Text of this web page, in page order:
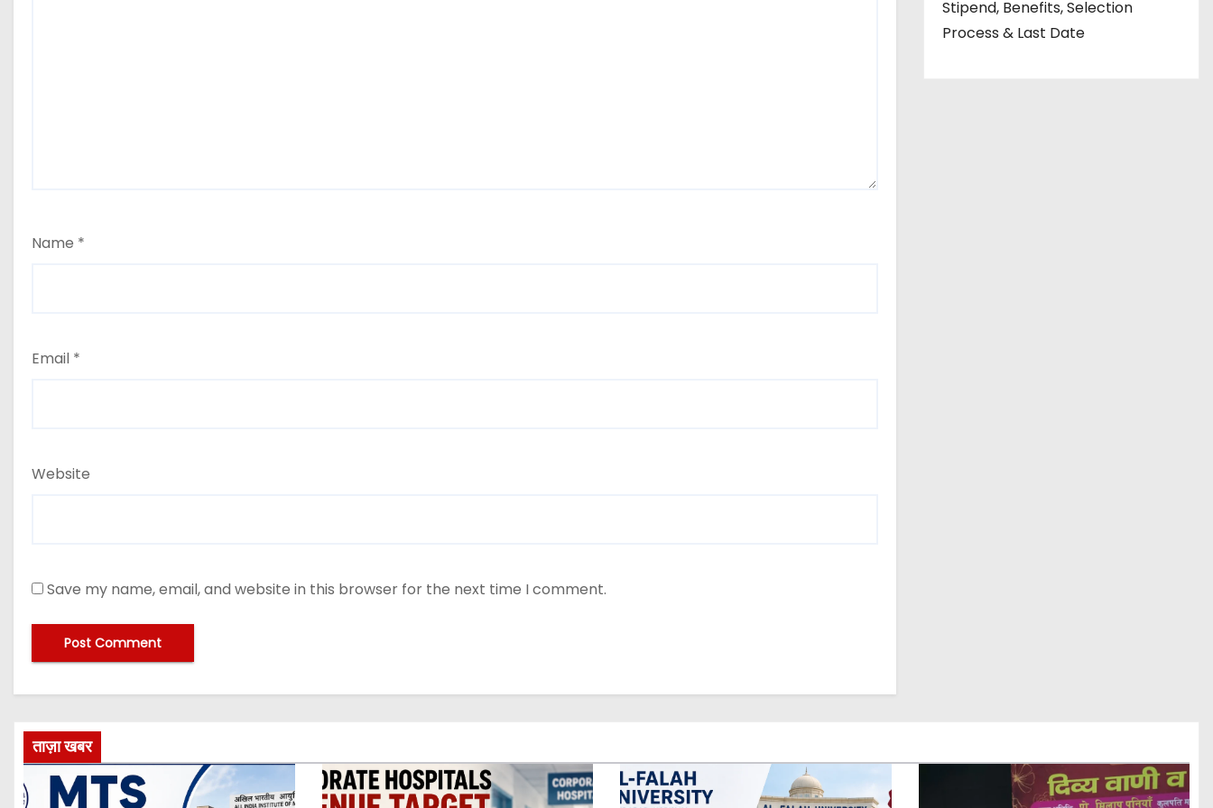
Name *
Email *
Website
Save my name, email, and website in this browser for the next time I comment.
Stipend, Benefits, Selection
Process & Last Date
ताज़ा खबर